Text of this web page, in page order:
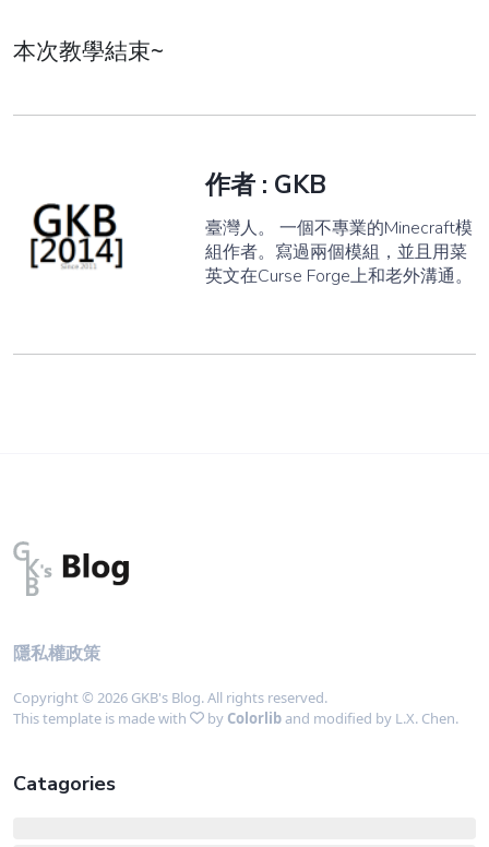
本次教學結束~
作者 : GKB
臺灣人。 一個不專業的Minecraft模
組作者。寫過兩個模組，並且用菜
英文在Curse Forge上和老外溝通。
隱私權政策
Copyright © 2026 GKB's Blog. All rights reserved.
This template is made with
by Colorliband modified by L.X. Chen.
Catagories